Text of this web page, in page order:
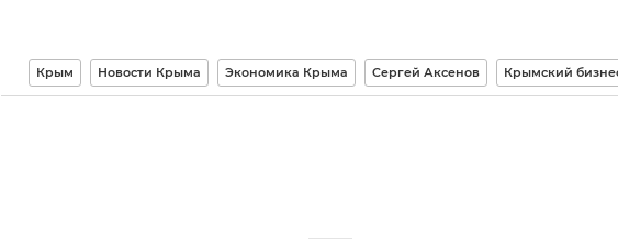
Крым Новости Крыма Экономика Крыма Сергей Аксенов Крымский